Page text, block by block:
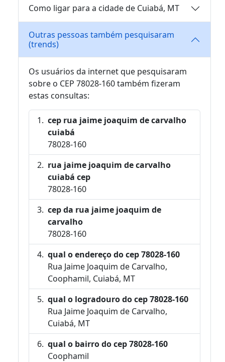
Como ligar para a cidade de Cuiabá, MT
Outras pessoas também pesquisaram
(trends)
Os usuários da internet que pesquisaram
sobre o CEP 78028-160 também fizeram
estas consultas:
cep rua jaime joaquim de carvalho
cuiabá
78028-160
rua jaime joaquim de carvalho
cuiabá cep
78028-160
cep da rua jaime joaquim de
carvalho
78028-160
qual o endereço do cep 78028-160
Rua Jaime Joaquim de Carvalho,
Coophamil, Cuiabá, MT
qual o logradouro do cep 78028-160
Rua Jaime Joaquim de Carvalho,
Cuiabá, MT
qual o bairro do cep 78028-160
Coophamil